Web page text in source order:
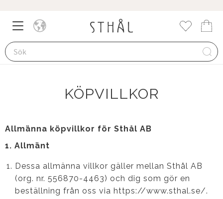
Meny
KÖPVILLKOR
Allmänna köpvillkor för Sthål AB
1. Allmänt
Dessa allmänna villkor gäller mellan Sthål AB
(org. nr. 556870-4463) och dig som gör en
beställning från oss via https://www.sthal.se/.